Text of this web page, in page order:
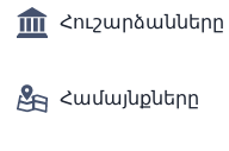
Հուշարձանները
Համայնքները